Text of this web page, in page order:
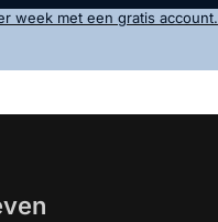
week met een gratis account.